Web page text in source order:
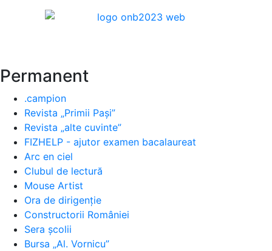
Permanent
.campion
Revista „Primii Pași”
Revista „alte cuvinte”
FIZHELP - ajutor examen bacalaureat
Arc en ciel
Clubul de lectură
Mouse Artist
Ora de dirigenție
Constructorii României
Sera școlii
Bursa „Al. Vornicu”